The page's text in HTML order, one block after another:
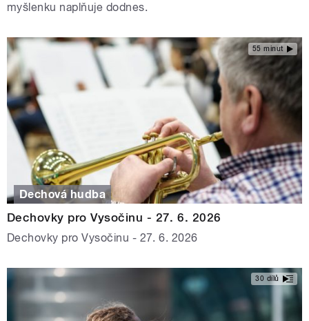
myšlenku naplňuje dodnes.
55 minut
Dechová hudba
Dechovky pro Vysočinu - 27. 6. 2026
Dechovky pro Vysočinu - 27. 6. 2026
30 dílů